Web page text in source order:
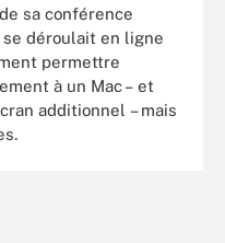
sa conférence
se déroulait en ligne
permettre
à un Mac – et
additionnel – mais